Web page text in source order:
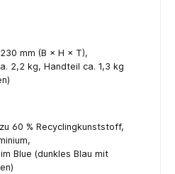
mm (B × H × T),
2,2 kg, Handteil ca. 1,3 kg
60 % Recyclingkunststoff,
Blue (dunkles Blau mit